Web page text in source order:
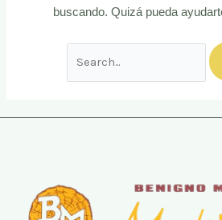
buscando. Quizá pueda